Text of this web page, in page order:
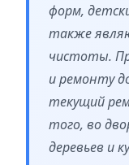
форм,
также
чистоты.
и ремонту
текущий
того, во
деревьев и